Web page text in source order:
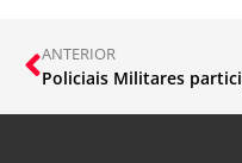
ANTERIOR